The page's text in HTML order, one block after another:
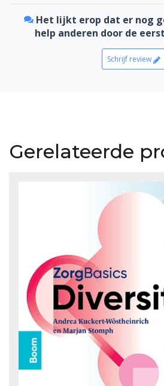
Het lijkt erop dat er nog
help anderen door de
Schrijf review
Gerelateerde